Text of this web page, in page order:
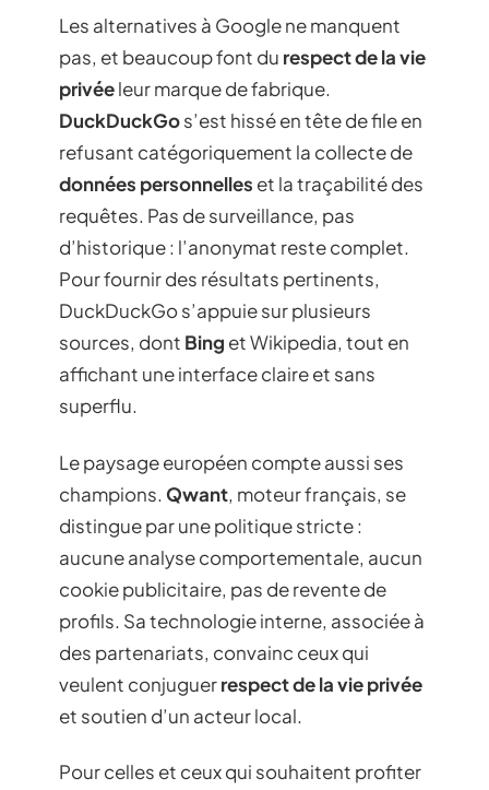
Les alternatives à Google ne manquent
pas, et beaucoup font du respect de la vie
privéeleur marque de fabrique.
DuckDuckGos’est hissé en tête de file en
refusant catégoriquement la collecte de
données personnelles et la traçabilité des
requêtes. Pas de surveillance, pas
d’historique : l’anonymat reste complet.
Pour fournir des résultats pertinents,
DuckDuckGo s’appuie sur plusieurs
sources, dont Bing et Wikipedia, tout en
affichant une interface claire et sans
superflu.
Le paysage européen compte aussi ses
champions. Qwant, moteur français, se
distingue par une politique stricte :
aucune analyse comportementale, aucun
cookie publicitaire, pas de revente de
profils. Sa technologie interne, associée à
des partenariats, convainc ceux qui
veulent conjuguerrespect de la vie privée
et soutien d’un acteur local.
Pour celles et ceux qui souhaitent profiter